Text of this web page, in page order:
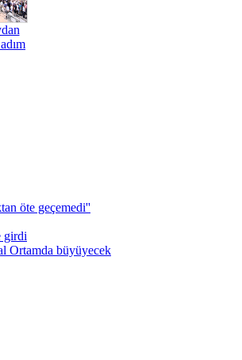
öte geçemedi''
girdi
Ortamda büyüyecek